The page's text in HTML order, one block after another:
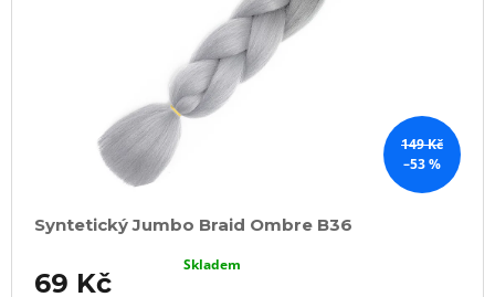
149 Kč
–53 %
Syntetický Jumbo Braid Ombre B36
69 Kč
Skladem